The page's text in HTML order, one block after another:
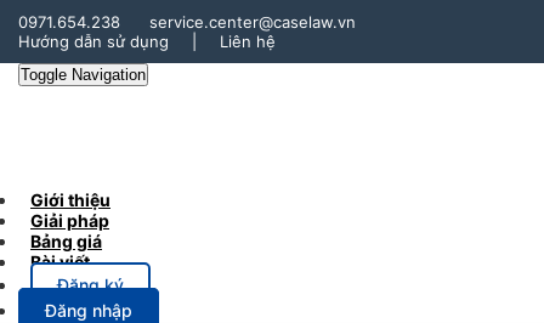
0971.654.238
service.center@caselaw.vn
Hướng dẫn sử dụng
Liên hệ
Toggle Navigation
Giới thiệu
Giải pháp
Bảng giá
Bài viết
Đăng ký
Đăng nhập